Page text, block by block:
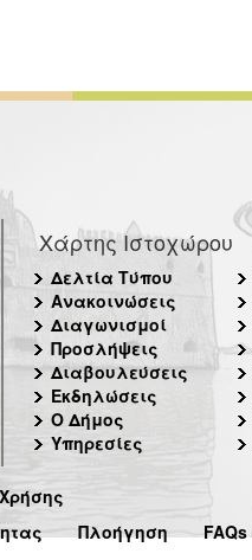
Χάρτης Ιστοχώρου
Δελτία Τύπου
Ανακοινώσεις
Διαγωνισμοί
Προσλήψεις
Διαβουλεύσεις
Εκδηλώσεις
Ο Δήμος
Υπηρεσίες
Πλοήγηση FAQs